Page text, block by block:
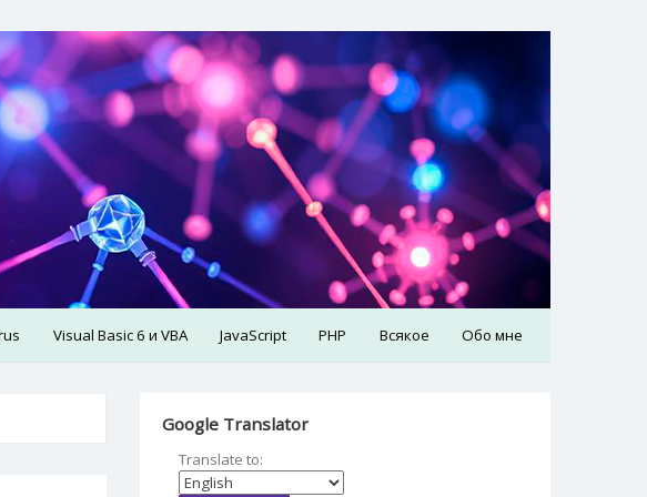
Visual Basic 6 и VBA JavaScript PHP Всякое Обо мне
Google Translator
Translate to: